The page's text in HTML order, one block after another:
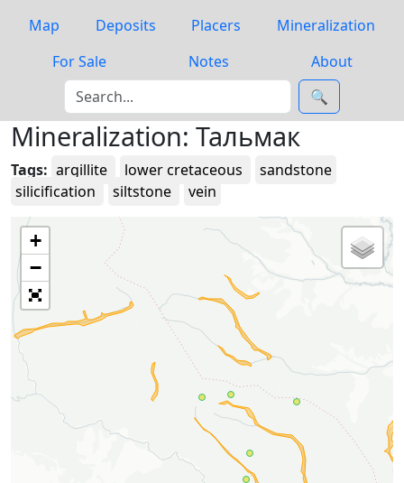
Map Deposits Placers
Mineralization
For Sale
Notes
About
🔍
Mineralization: Тальмак
Tags: argillite lower cretaceous
sandstone
silicification
siltstone vein
+
−